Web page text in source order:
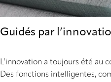
Guidés par
L’innovation a toujours été au
Des fonctions intelligentes,